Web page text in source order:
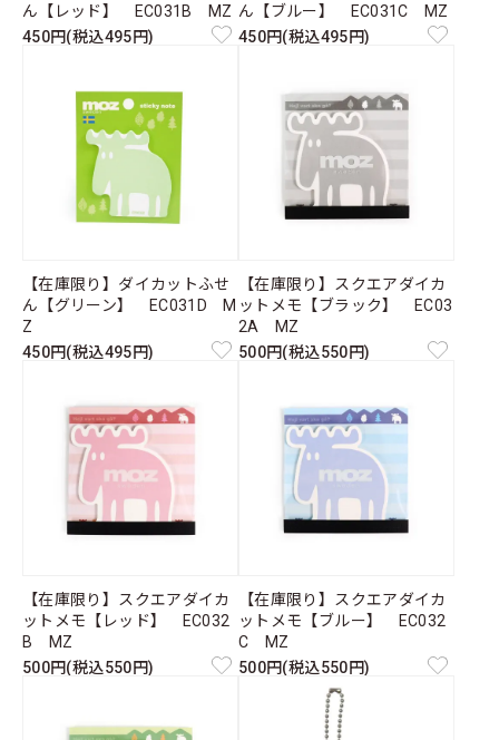
ん【レッド】 EC031B MZ
450円(税込495円)
ん【ブルー】 EC031C MZ
450円(税込495円)
【在庫限り】ダイカットふせ
ん【グリーン】 EC031D M
Z
450円(税込495円)
【在庫限り】スクエアダイカ
ットメモ【ブラック】 EC03
2A MZ
500円(税込550円)
【在庫限り】スクエアダイカ
ットメモ【レッド】 EC032
B MZ
500円(税込550円)
【在庫限り】スクエアダイカ
ットメモ【ブルー】 EC032
C MZ
500円(税込550円)